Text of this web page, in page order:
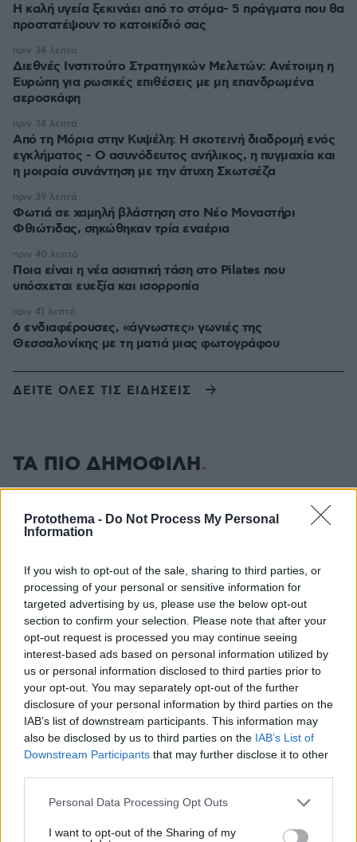
Protothema - Do Not Process My Personal
Information
If you wish to opt-out of the sale, sharing to third parties, or
processing of your personal or sensitive information for
targeted advertising by us, please use the below opt-out
section to confirm your selection. Please note that after your
opt-out request is processed you may continue seeing
interest-based ads based on personal information utilized by
us or personal information disclosed to third parties prior to
your opt-out. You may separately opt-out of the further
disclosure of your personal information by third parties on the
IAB’s list of downstream participants. This information may
also be disclosed by us to third parties on the IAB’s List of
Downstream Participants that may further disclose it to other
Please note that this website/app uses one or more Google
not limited to your visit or usage behaviour. You may click to
Personal Data Processing Opt Outs
I want to opt-out of the Sharing of my
Η καλή υγεία ξεκινάει από το στόμα- 5 πράγματα που θα
προστατέψουν το κατοικίδιό σας
Διεθνές Ινστιτούτο Στρατηγικών Μελετών: Ανέτοιμη η
Ευρώπη για ρωσικές επιθέσεις με μη επανδρωμένα
αεροσκάφη
πριν 34 λεπτά
Από τη Μόρια στην Κυψέλη: Η σκοτεινή διαδρομή ενός
εγκλήματος - Ο ασυνόδευτος ανήλικος, η πυγμαχία και
η μοιραία συνάντηση με την άτυχη Σκωτσέζα
πριν 34 λεπτά
Φωτιά σε χαμηλή βλάστηση στο Νέο Μοναστήρι
Φθιώτιδας, σηκώθηκαν τρία εναέρια
πριν 39 λεπτά
Ποια είναι η νέα ασιατική τάση στο Pilates που
υπόσχεται ευεξία και ισορροπία
πριν 40 λεπτά
6 ενδιαφέρουσες, «άγνωστες» γωνιές της
Θεσσαλονίκης με τη ματιά μιας φωτογράφου
πριν 41 λεπτά
ΔΕΙΤΕ ΟΛΕΣ ΤΙΣ ΕΙΔΗΣΕΙΣ
ΤΑ ΠΙΟ ΔΗΜΟΦΙΛΗ
09.08.2026, 18:32